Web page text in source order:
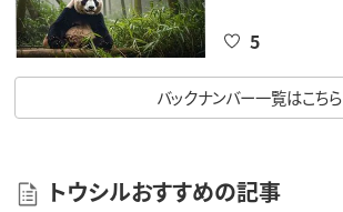
5
バックナンバー一覧はこちら
トウシルおすすめの記事